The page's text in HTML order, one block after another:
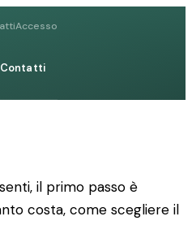
Accesso
Contatti
il primo passo è
costa, come scegliere il